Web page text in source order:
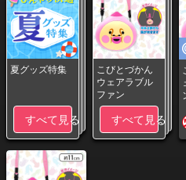
夏グッズ特集
すべて見る
こびとづかん
ウェアラブル
ファン
すべて見る